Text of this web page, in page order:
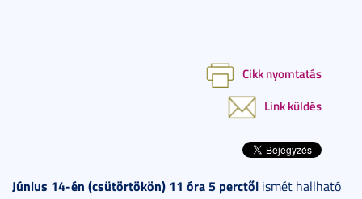
Cikk nyomtatás
Link küldés
Június 14-én (csütörtökön) 11 óra 5 perctől ismét hallható